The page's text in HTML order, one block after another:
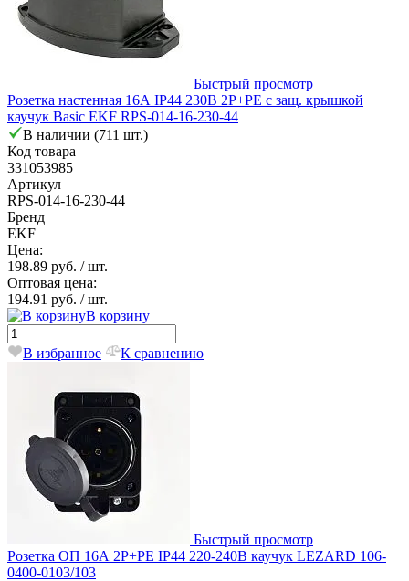
Быстрый просмотр
Розетка настенная 16А IP44 230В 2P+PE с защ. крышкой
каучук Basic EKF RPS-014-16-230-44
В наличии (711 шт.)
Код товара
331053985
Артикул
RPS-014-16-230-44
Бренд
EKF
Цена:
198.89 руб. / шт.
Оптовая цена:
194.91 руб. / шт.
В корзину
В избранное К сравнению
Быстрый просмотр
Розетка ОП 16А 2P+PE IP44 220-240В каучук LEZARD 106-
0400-0103/103